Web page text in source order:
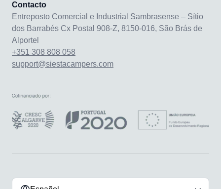
Contacto
Entreposto Comercial e Industrial Sambrasense – Sítio
dos Barrabés Cx Postal 908-Z, 8150-016, São Brás de
Alportel
+351 308 808 058
support@siestacampers.com